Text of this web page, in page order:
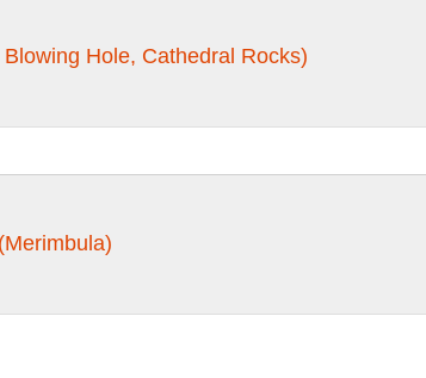
Hole, Cathedral Rocks)